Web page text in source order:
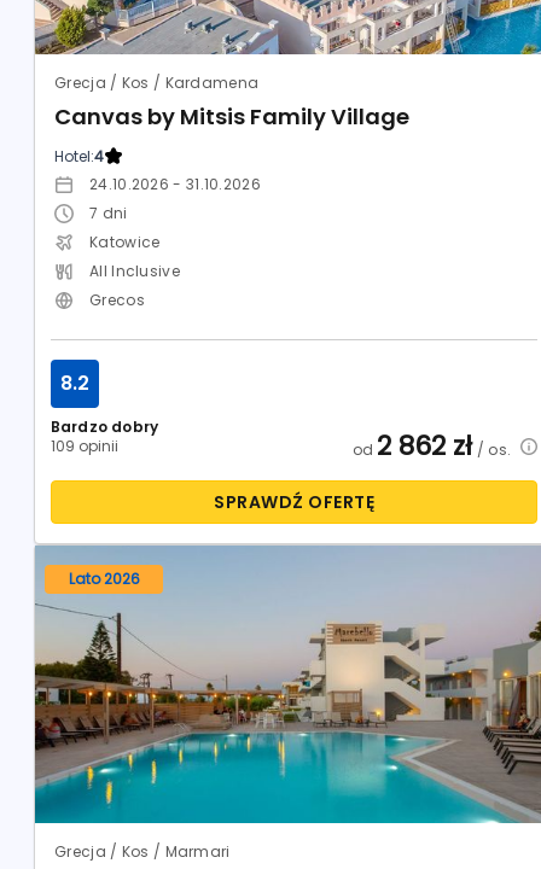
Grecja / Kos / Kardamena
Canvas by Mitsis Family Village
Hotel:4
24.10.2026 - 31.10.2026
7 dni
Katowice
All Inclusive
Grecos
Bardzo dobry
109 opinii
8.2
od 2 862 zł/ os.
SPRAWDŹ OFERTĘ
Lato 2026
Grecja / Kos / Marmari